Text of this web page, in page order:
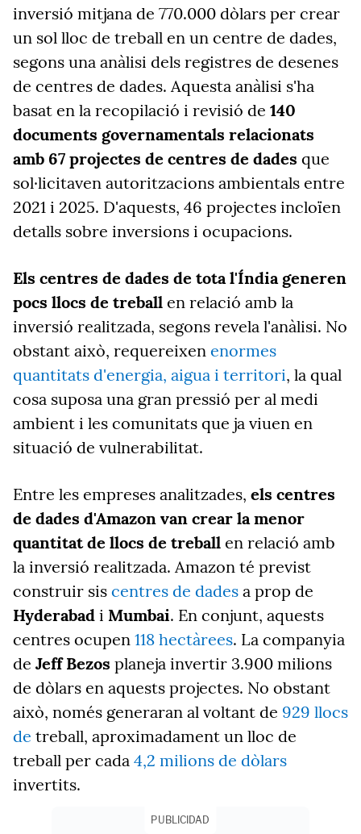
inversió mitjana de 770.000 dòlars per crear
un sol lloc de treball en un centre de dades,
segons una anàlisi dels registres de desenes
de centres de dades. Aquesta anàlisi s'ha
basat en la recopilació i revisió de 140
documents governamentals relacionats
amb 67 projectes de centres de dades que
sol·licitaven autoritzacions ambientals entre
2021 i 2025. D'aquests, 46 projectes incloïen
detalls sobre inversions i ocupacions.
Els centres de dades de tota l'Índia generen
pocs llocs de treball en relació amb la
inversió realitzada, segons revela l'anàlisi. No
obstant això, requereixen enormes
quantitats d'energia, aigua i territori, la qual
cosa suposa una gran pressió per al medi
ambient i les comunitats que ja viuen en
situació de vulnerabilitat.
Entre les empreses analitzades, els centres
de dades d'Amazon van crear la menor
quantitat de llocs de treball en relació amb
la inversió realitzada. Amazon té previst
construir sis centres de dades a prop de
Hyderabad i Mumbai. En conjunt, aquests
centres ocupen 118 hectàrees. La companyia
de Jeff Bezos planeja invertir 3.900 milions
de dòlars en aquests projectes. No obstant
això, només generaran al voltant de 929 llocs
de treball, aproximadament un lloc de
treball per cada 4,2 milions de dòlars
invertits.
PUBLICIDAD